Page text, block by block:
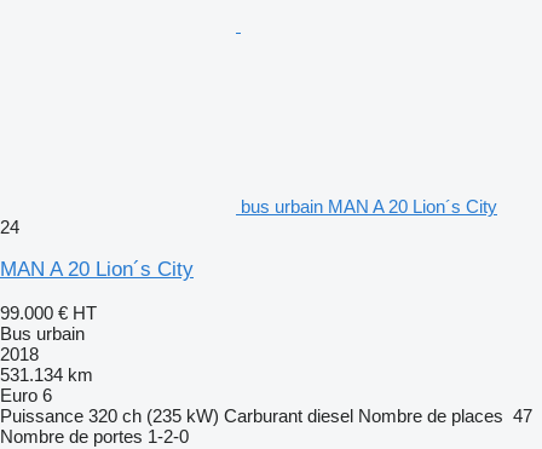
bus urbain MAN A 20 Lion´s City
24
MAN A 20 Lion´s City
99.000 € HT
Bus urbain
2018
531.134 km
Euro 6
Puissance 320 ch (235 kW) Carburant diesel Nombre de places 47
Nombre de portes 1-2-0